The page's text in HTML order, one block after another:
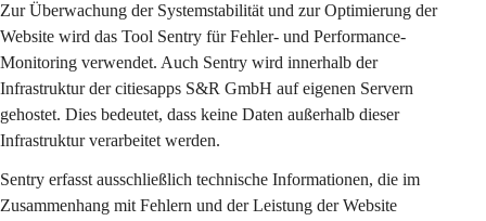
Zur Überwachung der Systemstabilität und zur Optimierung der
Website wird das Tool Sentry für Fehler- und Performance-
Monitoring verwendet. Auch Sentry wird innerhalb der
Infrastruktur der citiesapps S&R GmbH auf eigenen Servern
gehostet. Dies bedeutet, dass keine Daten außerhalb dieser
Infrastruktur verarbeitet werden.
Sentry erfasst ausschließlich technische Informationen, die im
Zusammenhang mit Fehlern und der Leistung der Website